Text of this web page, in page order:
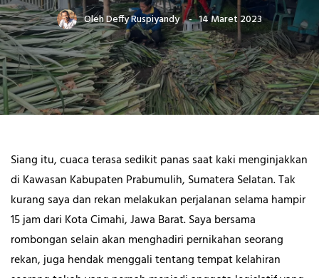
OlehDeffy Ruspiyandy 14 Maret 2023
Siang itu, cuaca terasa sedikit panas saat kaki menginjakkan
di Kawasan Kabupaten Prabumulih, Sumatera Selatan. Tak
kurang saya dan rekan melakukan perjalanan selama hampir
15 jam dari Kota Cimahi, Jawa Barat. Saya bersama
rombongan selain akan menghadiri pernikahan seorang
rekan, juga hendak menggali tentang tempat kelahiran